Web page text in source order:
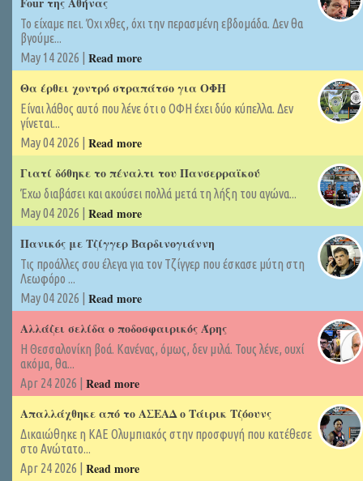
Το είχαμε πει. Όχι χθες, όχι την περασμένη εβδομάδα. Δεν θα
βγούμε...
May 14 2026 | Read more
Θα έρθει χοντρό στραπάτσο για ΟΦΗ
Είναι λάθος αυτό που λένε ότι ο ΟΦΗ έχει δύο κύπελλα. Δεν
γίνεται...
May 04 2026 | Read more
Γιατί δόθηκε το πέναλτι του Πανσερραϊκού
Έχω διαβάσει και ακούσει πολλά μετά τη λήξη του αγώνα...
May 04 2026 | Read more
Πανικός με Τζίγγερ Βαρδινογιάννη
Τις προάλλες σου έλεγα για τον Τζίγγερ που έσκασε μύτη στη
Λεωφόρο ...
May 04 2026 | Read more
Αλλάζει σελίδα ο ποδοσφαιρικός Άρης
Η Θεσσαλονίκη βοά. Κανένας, όμως, δεν μιλά. Τους λένε, ουχί
ακόμα, θα...
Apr 24 2026 | Read more
Απαλλάχθηκε από το ΑΣΕΑΔ ο Τάιρικ Τζόουνς
Δικαιώθηκε η ΚΑΕ Ολυμπιακός στην προσφυγή που κατέθεσε
στο Ανώτατο...
Apr 24 2026 | Read more